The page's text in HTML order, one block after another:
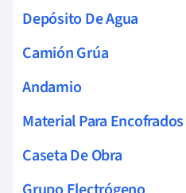
Depósito De Agua
Camión Grúa
Andamio
Material Para Encofrados
Caseta De Obra